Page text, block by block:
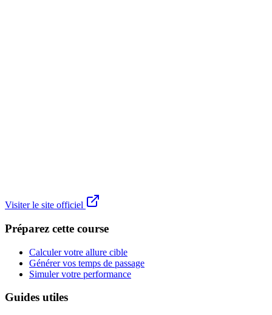
Visiter le site officiel
Préparez cette course
Calculer votre allure cible
Générer vos temps de passage
Simuler votre performance
Guides utiles